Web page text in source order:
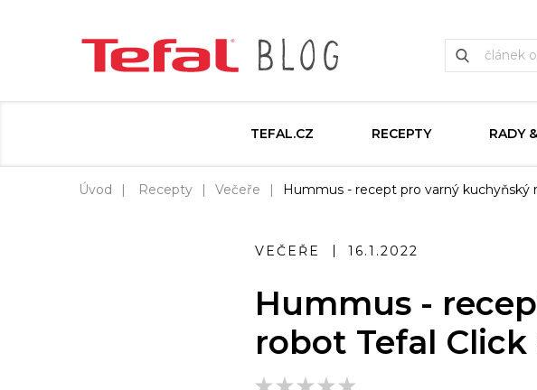
TEFAL.CZ RECEPTY RADY
Úvod Recepty Večeře Hummus - recept pro varný kuchyňský
VEČEŘE 16.1.2022
Hummus -
robot Tefal